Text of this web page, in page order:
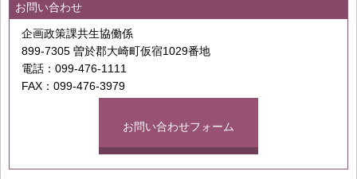
お問い合わせ
企画政策課共生協働係
899-7305 曽於郡大崎町仮宿1029番地
電話：099-476-1111
FAX：099-476-3979
お問い合わせフォーム